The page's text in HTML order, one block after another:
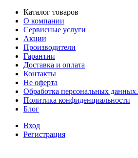
Каталог товаров
О компании
Сервисные услуги
Акции
Производители
Гарантии
Доставка и оплата
Контакты
Не оферта
Обработка персональных данных.
Политика конфиденциальности
Блог
Вход
Регистрация